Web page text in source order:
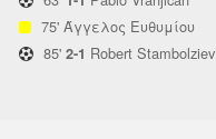
75' Άγγελος Ευθυμίου
85' 2-1 Robert Stambolziev